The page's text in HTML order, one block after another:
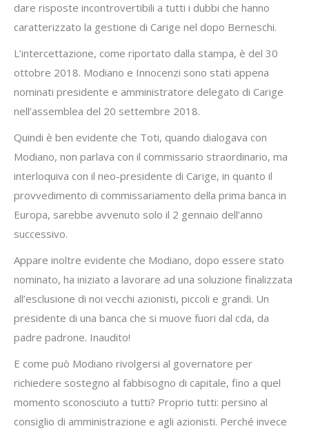
dare risposte incontrovertibili a tutti i dubbi che hanno
caratterizzato la gestione di Carige nel dopo Berneschi.
L’intercettazione, come riportato dalla stampa, è del 30
ottobre 2018. Modiano e Innocenzi sono stati appena
nominati presidente e amministratore delegato di Carige
nell’assemblea del 20 settembre 2018.
Quindi è ben evidente che Toti, quando dialogava con
Modiano, non parlava con il commissario straordinario, ma
interloquiva con il neo-presidente di Carige, in quanto il
provvedimento di commissariamento della prima banca in
Europa, sarebbe avvenuto solo il 2 gennaio dell’anno
successivo.
Appare inoltre evidente che Modiano, dopo essere stato
nominato, ha iniziato a lavorare ad una soluzione finalizzata
all’esclusione di noi vecchi azionisti, piccoli e grandi. Un
presidente di una banca che si muove fuori dal cda, da
padre padrone. Inaudito!
E come può Modiano rivolgersi al governatore per
richiedere sostegno al fabbisogno di capitale, fino a quel
momento sconosciuto a tutti? Proprio tutti: persino al
consiglio di amministrazione e agli azionisti. Perché invece